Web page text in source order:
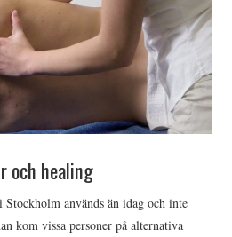
och healing
används än idag och inte
kom vissa personer på alternativa